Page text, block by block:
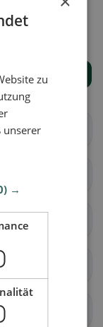
(AG)
zu
unserer
→